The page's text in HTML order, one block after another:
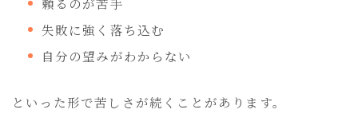
失敗に強く落ち込む
自分の望みがわからない
といった形で苦しさが続くことがあります。